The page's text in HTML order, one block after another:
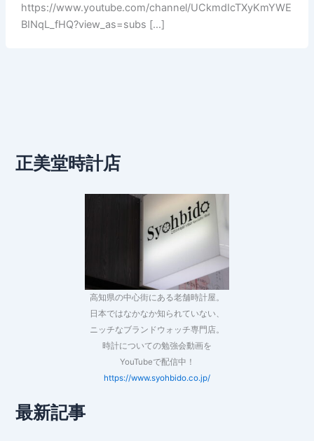
https://www.youtube.com/channel/UCkmdIcTXyKmYWE
BINqL_fHQ?view_as=subs […]
正美堂時計店
高知県の中心街にある老舗時計屋。
日本ではなかなか知られていない、
ニッチなブランドウォッチ専門店。
時計についての勉強会動画を
YouTubeで配信中！
https://www.syohbido.co.jp/
最新記事